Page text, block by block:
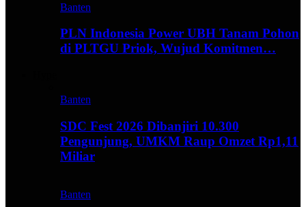
Banten
PLN Indonesia Power UBH Tanam Pohon
di PLTGU Priok, Wujud Komitmen…
Banten
SDC Fest 2026 Dibanjiri 10.300
Pengunjung, UMKM Raup Omzet Rp1,11
Miliar
Banten